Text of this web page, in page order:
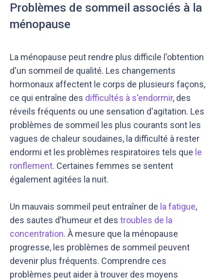
Notre équipe éditoriale, ainsi que nos experts
médicaux étudient chaque article avec soin, pour
s’assurer de la précision des informations et de
la fiabilité des sources
Nous vérifions que le contenu de nos articles est
en phase avec la littérature scientifique ainsi
qu’avec les dernières recommandations des
experts
Problèmes de sommeil associés à la
ménopause
La ménopause peut rendre plus difficile l'obtention
d'un sommeil de qualité. Les changements
hormonaux affectent le corps de plusieurs façons,
ce qui entraîne des difficultés à s'endormir, des
réveils fréquents ou une sensation d'agitation. Les
problèmes de sommeil les plus courants sont les
vagues de chaleur soudaines, la difficulté à rester
endormi et les problèmes respiratoires tels que le
ronflement. Certaines femmes se sentent
également agitées la nuit.
Un mauvais sommeil peut entraîner de la fatigue,
des sautes d'humeur et des troubles de la
concentration. À mesure que la ménopause
progresse, les problèmes de sommeil peuvent
devenir plus fréquents. Comprendre ces
problèmes peut aider à trouver des moyens